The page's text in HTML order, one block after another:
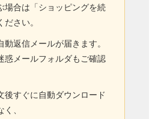
場合は「ショッピングを続
さい。
動返信メールが届きます。
惑メールフォルダもご確認
後すぐに自動ダウンロード
、